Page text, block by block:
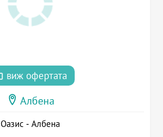
виж офертата
Албена
Оазис - Албена